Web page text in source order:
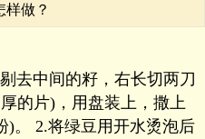
样做？
去中间的籽，右长切两刀
的片)，用盘装上，撒上
)。 2.将绿豆用开水烫泡后